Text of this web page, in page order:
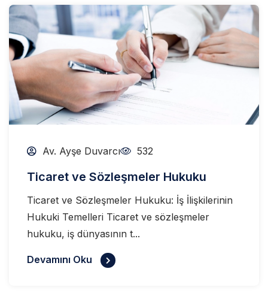
Av. Ayşe Duvarcı 532
Ticaret ve Sözleşmeler Hukuku
Ticaret ve Sözleşmeler Hukuku: İş İlişkilerinin
Hukuki Temelleri Ticaret ve sözleşmeler
hukuku, iş dünyasının t...
Devamını Oku